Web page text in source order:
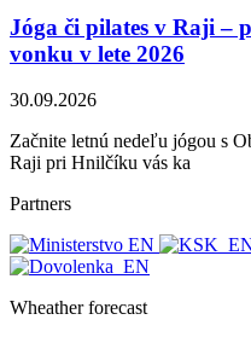
Jóga či pilates v Raji –
vonku v lete 2026
30.09.2026
Začnite letnú nedeľu jógou s
Raji pri Hnilčíku vás ka
Partners
Wheather forecast